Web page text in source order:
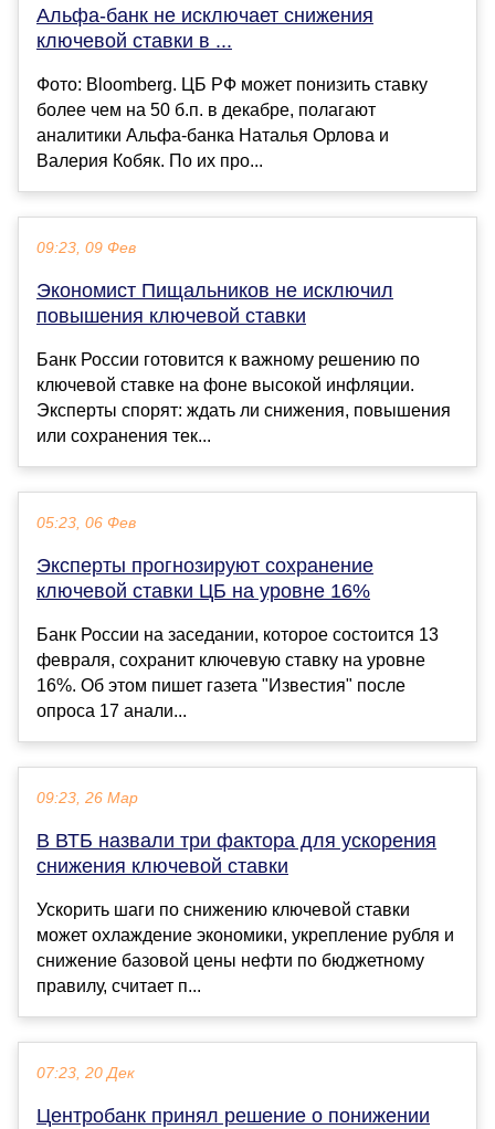
Альфа-банк не исключает снижения
ключевой ставки в ...
Фото: Bloomberg. ЦБ РФ может понизить ставку
более чем на 50 б.п. в декабре, полагают
аналитики Альфа-банка Наталья Орлова и
Валерия Кобяк. По их про...
09:23, 09 Фев
Экономист Пищальников не исключил
повышения ключевой ставки
Банк России готовится к важному решению по
ключевой ставке на фоне высокой инфляции.
Эксперты спорят: ждать ли снижения, повышения
или сохранения тек...
05:23, 06 Фев
Эксперты прогнозируют сохранение
ключевой ставки ЦБ на уровне 16%
Банк России на заседании, которое состоится 13
февраля, сохранит ключевую ставку на уровне
16%. Об этом пишет газета "Известия" после
опроса 17 анали...
09:23, 26 Мар
В ВТБ назвали три фактора для ускорения
снижения ключевой ставки
Ускорить шаги по снижению ключевой ставки
может охлаждение экономики, укрепление рубля и
снижение базовой цены нефти по бюджетному
правилу, считает п...
07:23, 20 Дек
Центробанк принял решение о понижении